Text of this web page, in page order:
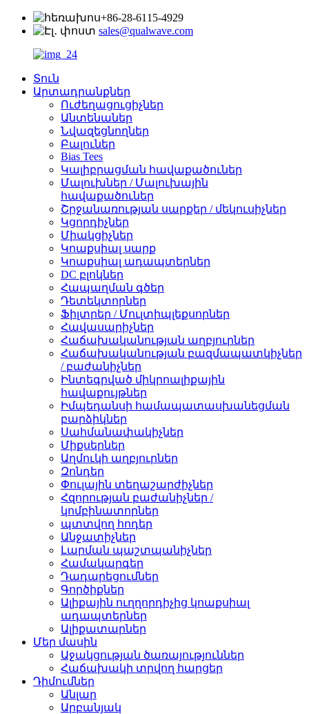
+86-28-6115-4929
sales@qualwave.com
Տուն
Արտադրանքներ
Ուժեղացուցիչներ
Անտենաներ
Նվազեցնողներ
Բալուներ
Bias Tees
Կալիբրացման հավաքածուներ
Մալուխներ / Մալուխային
հավաքածուներ
Շրջանառության սարքեր / մեկուսիչներ
Կցորդիչներ
Միակցիչներ
Կոաքսիալ սարք
Կոաքսիալ ադապտերներ
DC բլոկներ
Հապաղման գծեր
Դետեկտորներ
Ֆիլտրեր / Մուլտիպլեքսորներ
Հավասարիչներ
Հաճախականության աղբյուրներ
Հաճախականության բազմապատկիչներ
/ բաժանիչներ
Ինտեգրված միկրոալիքային
հավաքույթներ
Իմպեդանսի համապատասխանեցման
բարձիկներ
Սահմանափակիչներ
Միքսերներ
Աղմուկի աղբյուրներ
Զոնդեր
Փուլային տեղաշարժիչներ
Հզորության բաժանիչներ /
կոմբինատորներ
պտտվող հոդեր
Անջատիչներ
Լարման պաշտպանիչներ
Համակարգեր
Դադարեցումներ
Գործիքներ
Ալիքային ուղղորդիչից կոաքսիալ
ադապտերներ
Ալիքատարներ
Մեր մասին
Աջակցության ծառայություններ
Հաճախակի տրվող հարցեր
Դիմումներ
Անլար
Արբանյակ